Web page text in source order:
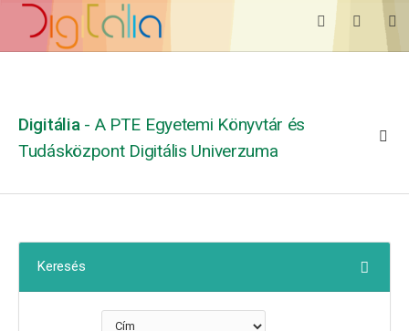
Digitália - A PTE Egyetemi Könyvtár és
Tudásközpont Digitális Univerzuma
Keresés